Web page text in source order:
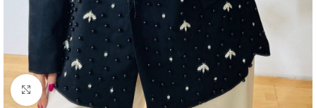
Κάντε κλικ για μεγέθυνση